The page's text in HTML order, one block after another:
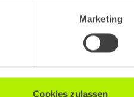
Marketing
Cookies zulassen